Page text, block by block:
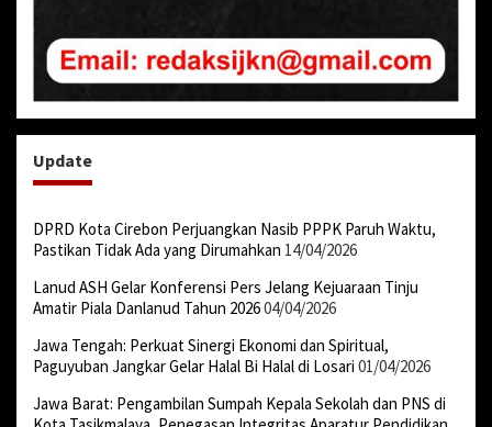
Update
DPRD Kota Cirebon Perjuangkan Nasib PPPK Paruh Waktu,
Pastikan Tidak Ada yang Dirumahkan 14/04/2026
Lanud ASH Gelar Konferensi Pers Jelang Kejuaraan Tinju
Amatir Piala Danlanud Tahun 202604/04/2026
Jawa Tengah: Perkuat Sinergi Ekonomi dan Spiritual,
Paguyuban Jangkar Gelar Halal Bi Halal di Losari 01/04/2026
Jawa Barat: Pengambilan Sumpah Kepala Sekolah dan PNS di